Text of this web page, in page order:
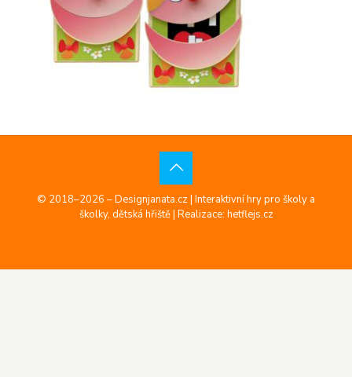
© 2018–2026 – Designjanata.cz | Interaktivní hry pro školy a
školky, dětská hřiště | Realizace: hetflejs.cz